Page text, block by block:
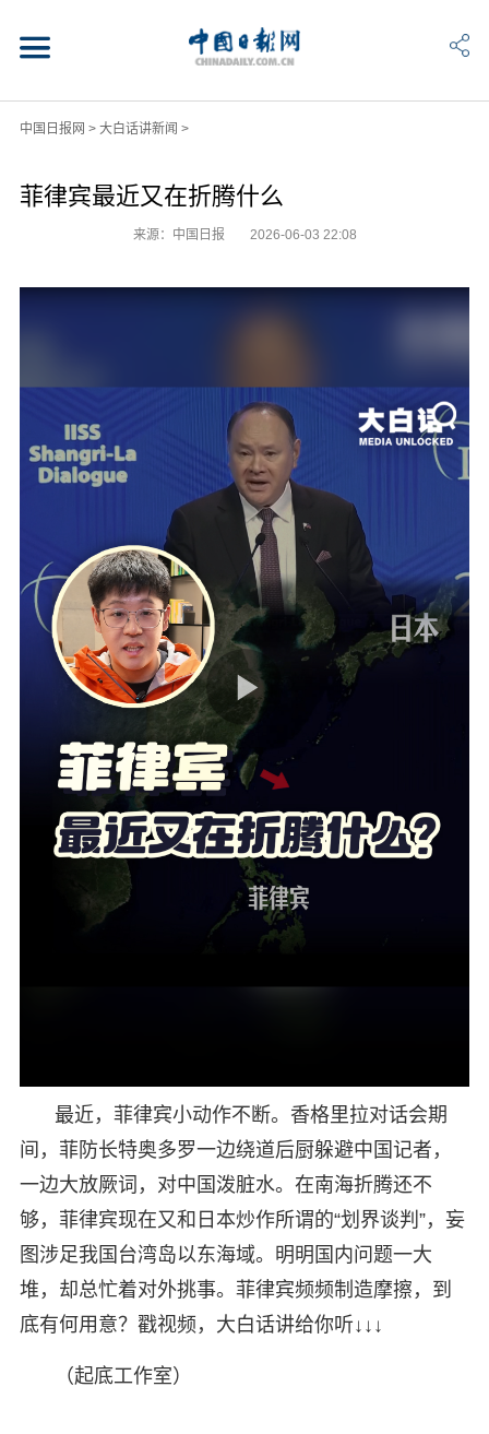
中国日报网 > 大白话讲新闻 >
菲律宾最近又在折腾什么
来源：中国日报 2026-06-03 22:08
最近，菲律宾小动作不断。香格里拉对话会期
间，菲防长特奥多罗一边绕道后厨躲避中国记者，
一边大放厥词，对中国泼脏水。在南海折腾还不
够，菲律宾现在又和日本炒作所谓的“划界谈判”，妄
图涉足我国台湾岛以东海域。明明国内问题一大
堆，却总忙着对外挑事。菲律宾频频制造摩擦，到
底有何用意？戳视频，大白话讲给你听↓↓↓
（起底工作室）